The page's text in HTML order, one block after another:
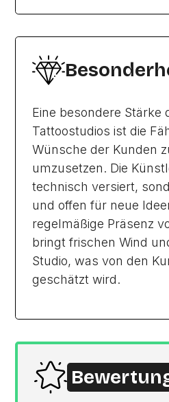
Eine besondere Stärke
Tattoostudios ist die
Wünsche der Kunden
umzusetzen. Die
technisch versiert,
und offen für neue
regelmäßige Präsenz
bringt frischen Wind
Studio, was von den
geschätzt wird.